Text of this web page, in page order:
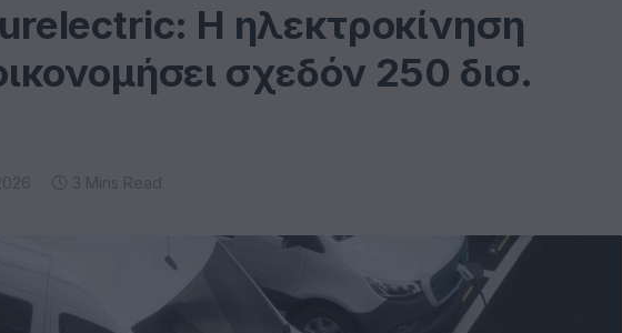
Η ηλεκτροκίνηση
σχεδόν 250 δισ.
3 Mins Read